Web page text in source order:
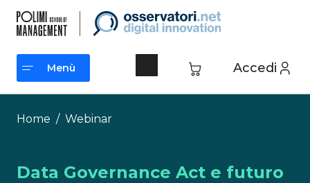
contenuto
Accedi
Menù
Menù
Home / Webinar
Data Governance Act e futuro